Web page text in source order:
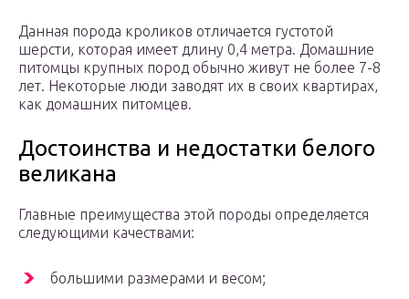
Данная порода кроликов отличается густотой
шерсти, которая имеет длину 0,4 метра. Домашние
питомцы крупных пород обычно живут не более 7-8
лет. Некоторые люди заводят их в своих квартирах,
как домашних питомцев.
Достоинства и недостатки белого
великана
Главные преимущества этой породы определяется
следующими качествами:
большими размерами и весом;